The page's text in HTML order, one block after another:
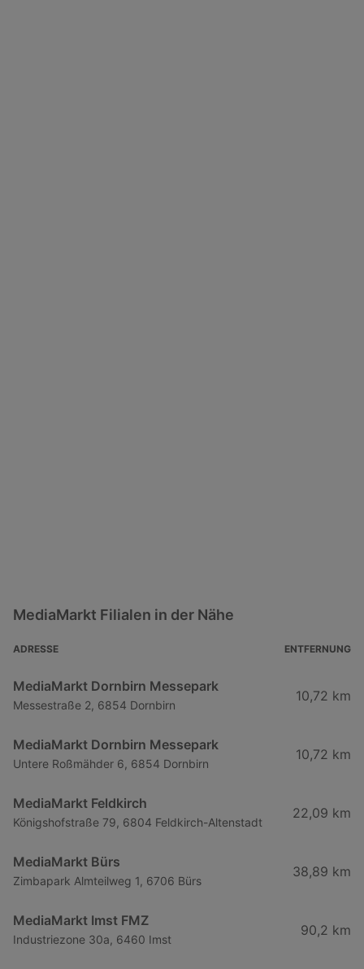
MediaMarkt Filialen in der Nähe
ADRESSE ENTFERNUNG
MediaMarkt Dornbirn Messepark
Messestraße 2, 6854 Dornbirn
10,72 km
MediaMarkt Dornbirn Messepark
Untere Roßmähder 6, 6854 Dornbirn
10,72 km
MediaMarkt Feldkirch
Königshofstraße 79, 6804 Feldkirch-Altenstadt
22,09 km
MediaMarkt Bürs
Zimbapark Almteilweg 1, 6706 Bürs
38,89 km
MediaMarkt Imst FMZ
Industriezone 30a, 6460 Imst
90,2 km